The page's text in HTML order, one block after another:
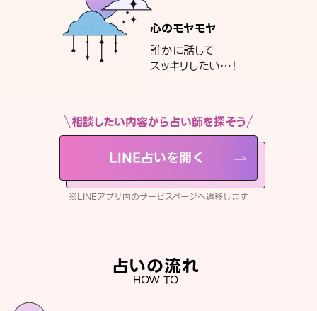
心のモヤモヤ
誰かに話して
スッキリしたい…！
相談したい内容から占い師を探そう
LINE占いを開く
※LINEアプリ内のサービスページへ遷移します
占いの流れ
HOW TO